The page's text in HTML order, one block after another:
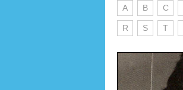
A B C
R S T